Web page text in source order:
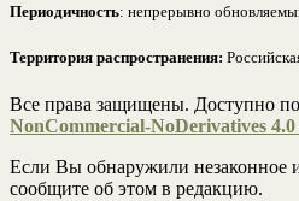
Периодичность: непрерывно
Территория распространения:
Все права защищены. Доступно
NonCommercial-NoDerivatives
Если Вы обнаружили незаконное
сообщите об этом в редакцию.